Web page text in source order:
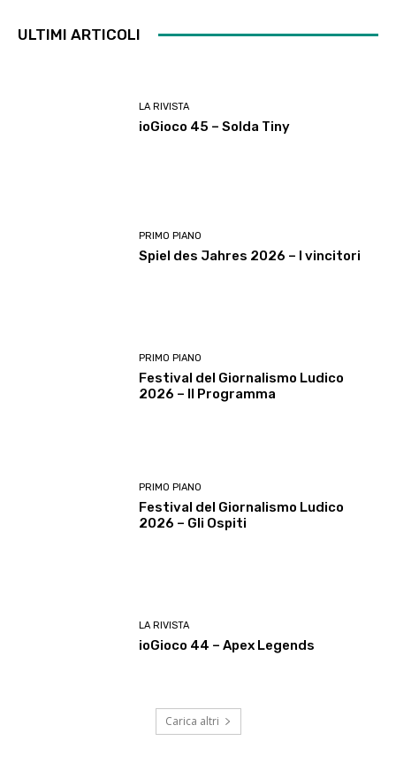
ULTIMI ARTICOLI
LA RIVISTA
ioGioco 45 – Solda Tiny
PRIMO PIANO
Spiel des Jahres 2026 – I vincitori
PRIMO PIANO
Festival del Giornalismo Ludico
2026 – Il Programma
PRIMO PIANO
Festival del Giornalismo Ludico
2026 – Gli Ospiti
LA RIVISTA
ioGioco 44 – Apex Legends
Carica altri